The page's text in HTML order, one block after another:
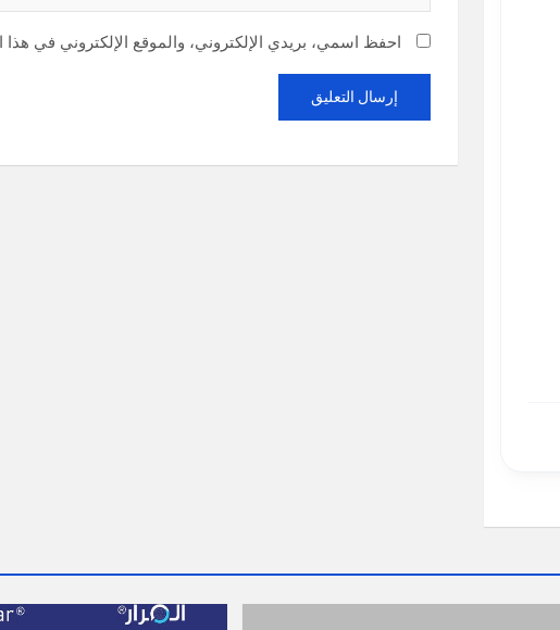
احفظ اسمي، بريدي الإلكتروني، والموقع الإلكتروني في